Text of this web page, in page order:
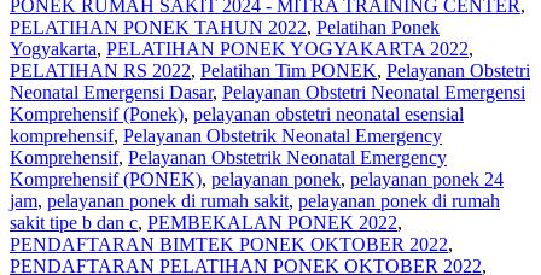
PONEK RUMAH SAKIT 2024 - MITRA TRAINING CENTER,
PELATIHAN PONEK TAHUN 2022, Pelatihan Ponek
Yogyakarta, PELATIHAN PONEK YOGYAKARTA 2022,
PELATIHAN RS 2022, Pelatihan Tim PONEK, Pelayanan Obstetri
Neonatal Emergensi Dasar, Pelayanan Obstetri Neonatal Emergensi
Komprehensif (Ponek), pelayanan obstetri neonatal esensial
komprehensif, Pelayanan Obstetrik Neonatal Emergency
Komprehensif, Pelayanan Obstetrik Neonatal Emergency
Komprehensif (PONEK), pelayanan ponek, pelayanan ponek 24
jam, pelayanan ponek di rumah sakit, pelayanan ponek di rumah
sakit tipe b dan c, PEMBEKALAN PONEK 2022,
PENDAFTARAN BIMTEK PONEK OKTOBER 2022,
PENDAFTARAN PELATIHAN PONEK OKTOBER 2022,